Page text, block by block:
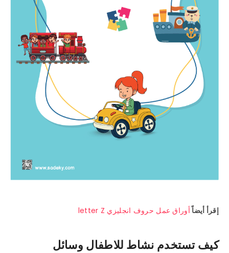
إقرأ أيضاًأوراق عمل حروف انجليزي letter Z
كيف تستخدم نشاط للاطفال وسائل